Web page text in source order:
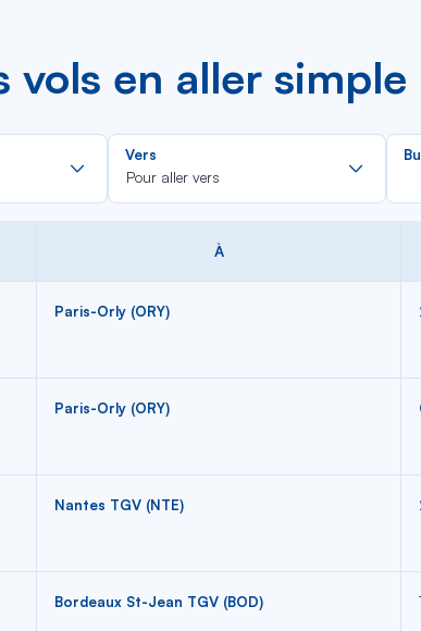
vols en aller
Rechercher
dans
la
Vers
Pour aller vers
la
liste
À
Paris-Orly (ORY)
Paris-Orly (ORY)
Nantes TGV (NTE)
Bordeaux St-Jean TGV (BOD)